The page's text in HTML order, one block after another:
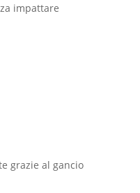
impattare
grazie al gancio